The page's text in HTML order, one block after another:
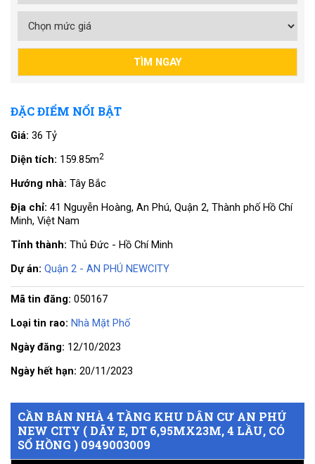
CẦN BÁN NHÀ 4 TẦNG KHU DÂN CƯ AN PHÚ
NEW CITY ( DÃY E, DT 6,95MX23M, 4 LẦU, CÓ
SỔ HỒNG ) 0949003009
ĐẶC ĐIỂM NỔI BẬT
Giá: 36 Tỷ
Diện tích: 159.85m2
Hướng nhà: Tây Bắc
Địa chỉ: 41 Nguyễn Hoàng, An Phú, Quận 2, Thành phố Hồ Chí
Minh, Việt Nam
Tỉnh thành: Thủ Đức - Hồ Chí Minh
Dự án: Quận 2 - AN PHÚ NEWCITY
Mã tin đăng: 050167
Loại tin rao: Nhà Mặt Phố
Ngày đăng: 12/10/2023
Ngày hết hạn: 20/11/2023